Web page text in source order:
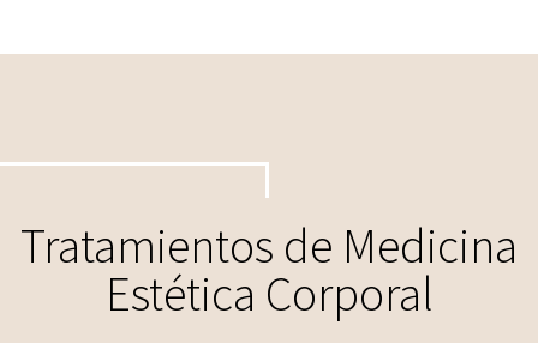
Tratamientos de Medicina
Estética Corporal